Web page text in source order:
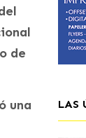
de
una
LAS